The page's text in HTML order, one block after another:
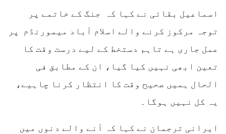
اسماعیل بقائی نے کہا کہ جنگ کے خاتمے پر
توجہ مرکوز کرنے والے اسلام آباد میمورنڈم پر
عمل جاری ہے تاہم دستخط کے لیے درست وقت کا
تعین ابھی نہیں کیا گیا، ان کے مطابق فی
الحال ہمیں صحیح وقت کا انتظار کرنا چاہیے،
یہ کل نہیں ہوگا۔
ایرانی ترجمان نے کہا کہ آنے والے دنوں میں